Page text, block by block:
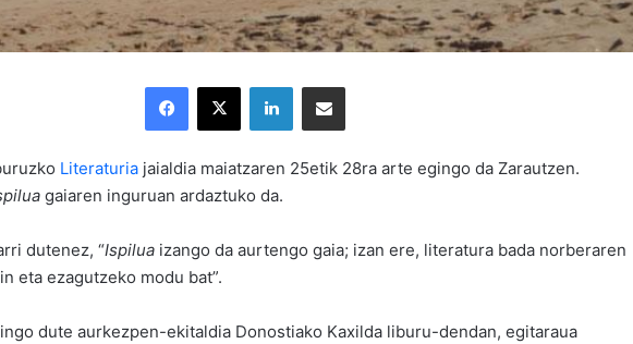
Literaturia jaialdia maiatzaren 25etik 28ra arte egingo da Zarautzen.
gaiaren inguruan ardaztuko da.
dutenez, “Ispilua izango da aurtengo gaia; izan ere, literatura bada norberaren
eta ezagutzeko modu bat”.
dute aurkezpen-ekitaldia Donostiako Kaxilda liburu-dendan, egitaraua